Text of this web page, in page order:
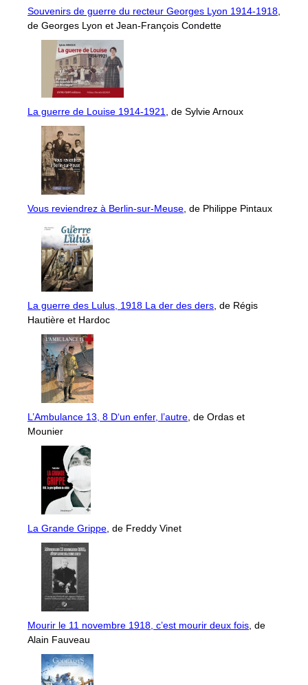
Souvenirs de guerre du recteur Georges Lyon 1914-1918
de Georges Lyon et Jean-François Condette
La guerre de Louise 1914-1921 , de Sylvie Arnoux
Vous reviendrez à Berlin-sur-Meuse , de Philippe Pintaux
La guerre des Lulus, 1918 La der des ders , de Régis
Hautière et Hardoc
L’Ambulance 13, 8 D‘un enfer, l’autre , de Ordas et
Mounier
La Grande Grippe , de Freddy Vinet
Mourir le 11 novembre 1918, c’est mourir deux fois , de
Alain Fauveau